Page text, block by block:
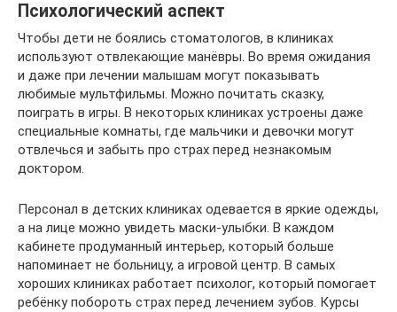
Психологический аспект
Чтобы дети не боялись стоматологов, в клиниках
используют отвлекающие манёвры. Во время ожидания
и даже при лечении малышам могут показывать
любимые мультфильмы. Можно почитать сказку,
поиграть в игры. В некоторых клиниках устроены даже
специальные комнаты, где мальчики и девочки могут
отвлечься и забыть про страх перед незнакомым
доктором.
Персонал в детских клиниках одевается в яркие одежды,
а на лице можно увидеть маски-улыбки. В каждом
кабинете продуманный интерьер, который больше
напоминает не больницу, а игровой центр. В самых
хороших клиниках работает психолог, который помогает
ребёнку побороть страх перед лечением зубов. Курсы